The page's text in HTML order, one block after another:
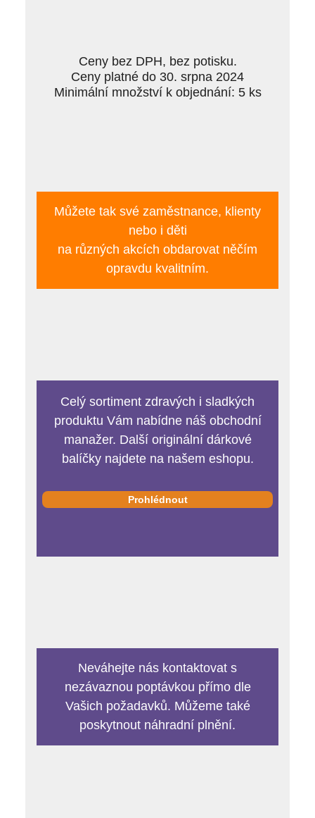
Ceny bez DPH, bez potisku.
Ceny platné do 30. srpna 2024
Minimální množství k objednání: 5 ks
Můžete tak své zaměstnance, klienty
nebo i děti
na různých akcích obdarovat něčím
opravdu kvalitním.
Celý sortiment zdravých i sladkých
produktu Vám nabídne náš obchodní
manažer. Další originální dárkové
balíčky najdete na našem eshopu.
Prohlédnout
Neváhejte nás kontaktovat s
nezávaznou poptávkou přímo dle
Vašich požadavků. Můžeme také
poskytnout náhradní plnění.